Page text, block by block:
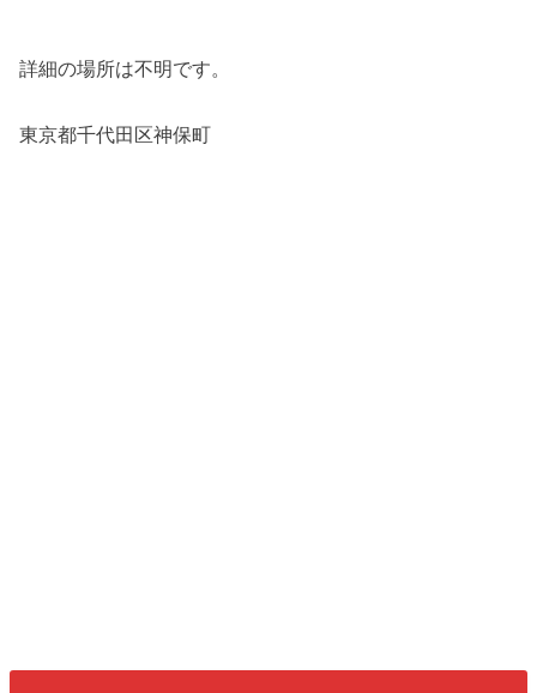
詳細の場所は不明です。
東京都千代田区神保町